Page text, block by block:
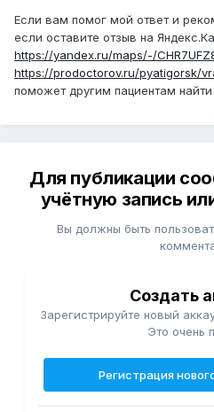
Если вам помог мой ответ и
если оставите отзыв на
https://yandex.ru/maps/-/
https://prodoctorov.ru/pyatigorsk/
поможет другим пациентам
Для публикации
учётную запись
Вы должны быть
Создать
Зарегистрируйте новый
Это очень
Регистрация